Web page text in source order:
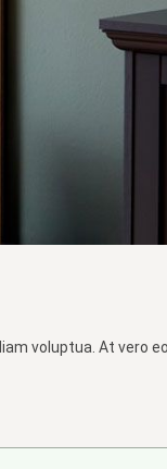
voluptua. At vero